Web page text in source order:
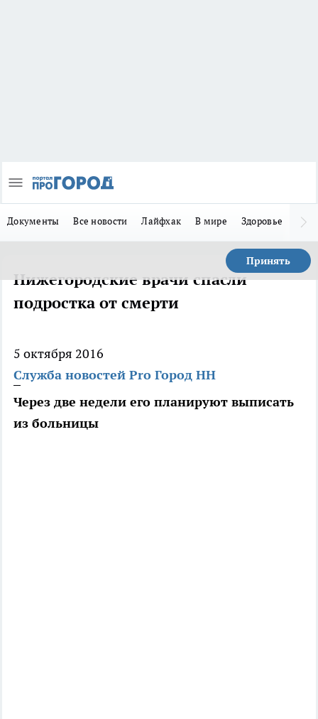
Документы Все новости Лайфхак В мире Здоровье
Принять
Нижегородские врачи спасли
подростка от смерти
5 октября 2016
Служба новостей Pro Город НН
Через две недели его планируют выписать
из больницы